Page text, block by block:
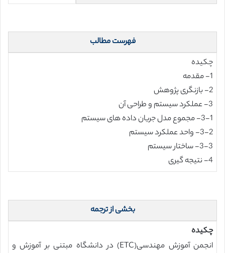
فهرست مطالب
چکیده
1- مقدمه
2- بازنگری پژوهش
3- عملکرد سیستم و طراحی آن
3-1- مجموع مدل جریان داده های سیستم
3-2- واحد عملکرد سیستم
3-3- ساختار سیستم
4- نتیجه گیری
بخشی از ترجمه
چکیده
انجمن آموزش مهندسی(ETC) در دانشگاه مبتنی بر آموزش و